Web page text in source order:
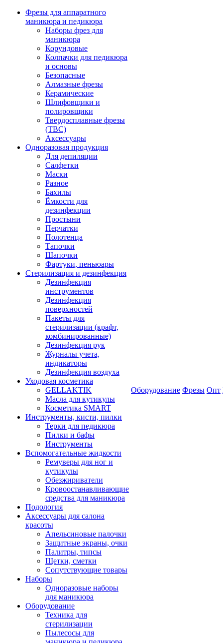
Фрезы для аппаратного
маникюра и педикюра
Наборы фрез для
маникюра
Корундовые
Колпачки для педикюра
и основы
Безопасные
Алмазные фрезы
Керамические
Шлифовщики и
полировщики
Твердосплавные фрезы
(ТВС)
Аксессуары
Одноразовая продукция
Для депиляции
Салфетки
Маски
Разное
Бахилы
Ёмкости для
дезинфекции
Простыни
Перчатки
Полотенца
Тапочки
Шапочки
Фартуки, пеньюары
Стерилизация и дезинфекция
Дезинфекция
инструментов
Дезинфекция
поверхностей
Пакеты для
стерилизации (крафт,
комбинированные)
Дезинфекция рук
Журналы учета,
индикаторы
Дезинфекция воздуха
Уходовая косметика
GELLAKTIK
Масла для кутикулы
Косметика SMART
Инструменты, кисти, пилки
Терки для педикюра
Пилки и бафы
Инструменты
Вспомогательные жидкости
Ремуверы для ног и
кутикулы
Обезжириватели
Кровоостанавливающие
средства для маникюра
Подология
Аксессуары для салона
красоты
Апельсиновые палочки
Защитные экраны, очки
Палитры, типсы
Щетки, сметки
Сопутствующие товары
Наборы
Одноразовые наборы
для маникюра
Оборудование
Техника для
стерилизации
Пылесосы для
Оборудование Фрезы Опт